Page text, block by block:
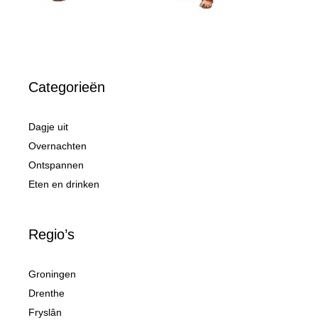
Categorieën
Dagje uit
Overnachten
Ontspannen
Eten en drinken
Regio’s
Groningen
Drenthe
Fryslân